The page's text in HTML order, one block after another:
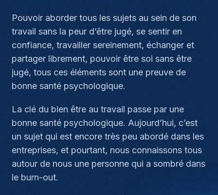
Pouvoir aborder tous les sujets au sein de son
travail sans la peur d’être jugé, se sentir en
confiance, travailler sereinement, échanger et
partager librement, pouvoir être soi sans être
jugé, tous ces éléments sont une preuve de
bonne santé psychologique.
La clé du bien être au travail passe par une
bonne santé psychologique. Aujourd’hui, c’est
un sujet qui est encore très peu abordé dans les
entreprises, et pourtant, nous connaissons tous
autour de nous une personne qui a sombré dans
le burn-out.